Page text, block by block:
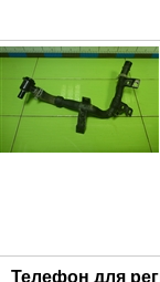
Телефон для